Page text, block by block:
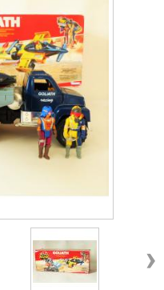
›